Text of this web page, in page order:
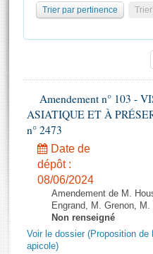
Pétitions
Projets de loi
Propositions de loi
Amendements
Textes adoptés
Rapports d'information
Rapports d'enquête
Rapports sur l'application des
Statistiques et chiffres
Documents de
( Constitution | Règlement
Histoire
Juniors
Anciennes législatures
Liens vers les sites
Contacts et plan
Photos libres de droit
Trier par pertinence
Amendement n° 103 -
ASIATIQUE ET À
n° 2473
Date de
dépôt :
08/06/2024
Amendement de M.
Engrand, M. Grenon,
Non renseigné
Voir le dossier (Proposition
apicole)